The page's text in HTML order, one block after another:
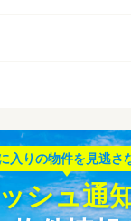
入りの物件を見逃さ
シュ通